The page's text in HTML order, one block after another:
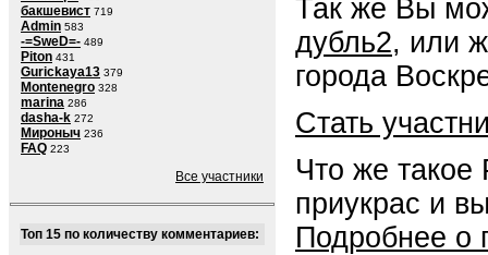
бакшевист 719
Admin 583
-=SweD=- 489
Piton 431
Gurickaya13 379
Montenegro 328
marina 286
dasha-k 272
Мироныч 236
FAQ 223
Все участники
Топ 15 по количеству комментариев:
Так же Вы
дубль2, или
города
Стать
Что же такое
приукрас и
Подробнее о